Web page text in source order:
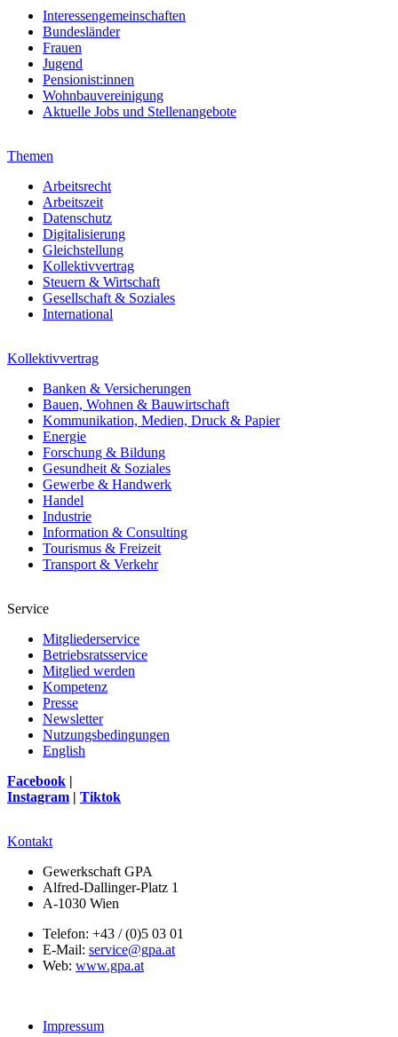
Interessengemeinschaften
Bundesländer
Frauen
Jugend
Pensionist:innen
Wohnbauvereinigung
Aktuelle Jobs und Stellenangebote
Themen
Arbeitsrecht
Arbeitszeit
Datenschutz
Digitalisierung
Gleichstellung
Kollektivvertrag
Steuern & Wirtschaft
Gesellschaft & Soziales
International
Kollektivvertrag
Banken & Versicherungen
Bauen, Wohnen & Bauwirtschaft
Kommunikation, Medien, Druck & Papier
Energie
Forschung & Bildung
Gesundheit & Soziales
Gewerbe & Handwerk
Handel
Industrie
Information & Consulting
Tourismus & Freizeit
Transport & Verkehr
Service
Mitgliederservice
Betriebsratsservice
Mitglied werden
Kompetenz
Presse
Newsletter
Nutzungsbedingungen
English
Facebook |
Instagram | Tiktok
Kontakt
Gewerkschaft GPA
Alfred-Dallinger-Platz 1
A-1030 Wien
Telefon: +43 / (0)5 03 01
E-Mail: service@gpa.at
Web: www.gpa.at
Impressum